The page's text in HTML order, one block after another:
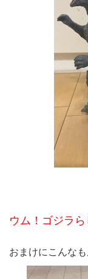
ウム！ゴジラ
おまけにこんな